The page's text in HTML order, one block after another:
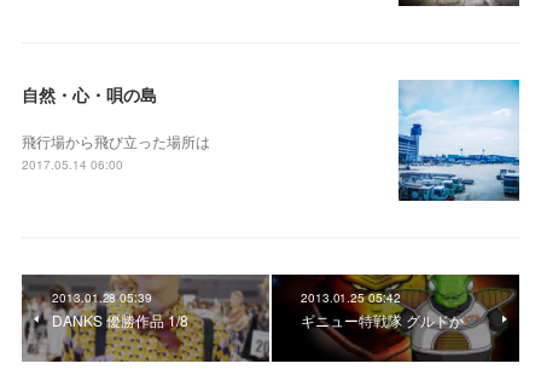
自然・心・唄の島
飛行場から飛び立った場所は
2017.05.14 06:00
2013.01.28 05:39
DANKS 優勝作品 1/8
2013.01.25 05:42
ギニュー特戦隊 グルドか